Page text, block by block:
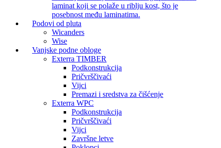
laminat koji se polaže u riblju kost, što je
posebnost među laminatima.
Podovi od pluta
Wicanders
Wise
Vanjske podne obloge
Exterra TIMBER
Podkonstrukcija
Pričvrščivaći
Vijci
Premazi i sredstva za čišćenje
Exterra WPC
Podkonstrukcija
Pričvrščivaći
Vijci
Završne letve